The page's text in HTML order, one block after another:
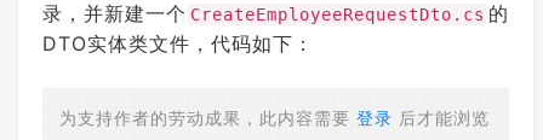
录，并新建一个 CreateEmployeeRequestDto.cs 的
DTO实体类文件，代码如下：
为支持作者的劳动成果，此内容需要 登录 后才能浏览